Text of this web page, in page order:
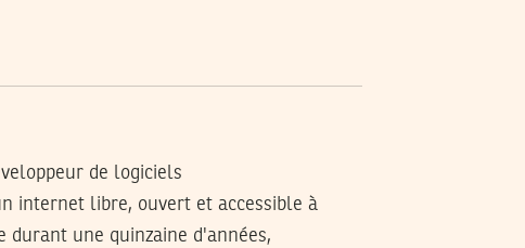
de logiciels
internet libre, ouvert et accessible à
durant une quinzaine d'années,